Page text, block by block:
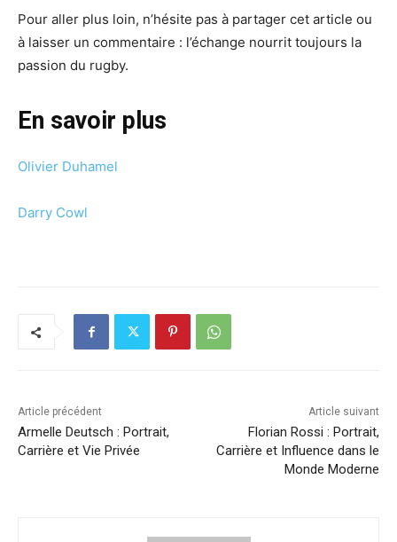
Pour aller plus loin, n’hésite pas à partager cet article ou
à laisser un commentaire : l’échange nourrit toujours la
passion du rugby.
En savoir plus
Olivier Duhamel
Darry Cowl
Article précédent
Armelle Deutsch : Portrait,
Carrière et Vie Privée
Article suivant
Florian Rossi : Portrait,
Carrière et Influence dans le
Monde Moderne